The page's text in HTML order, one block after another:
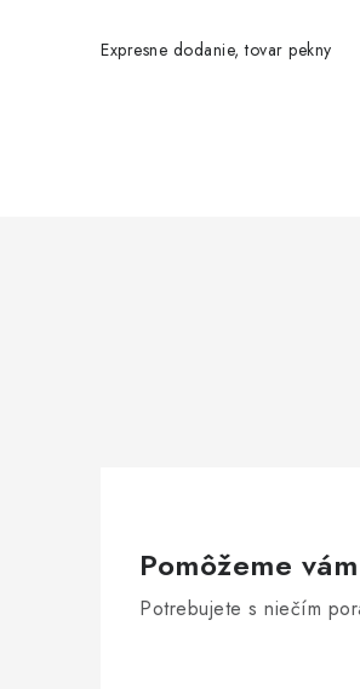
Expresne dodanie, tovar pekny
Pomôžeme
Potrebujete s niečím